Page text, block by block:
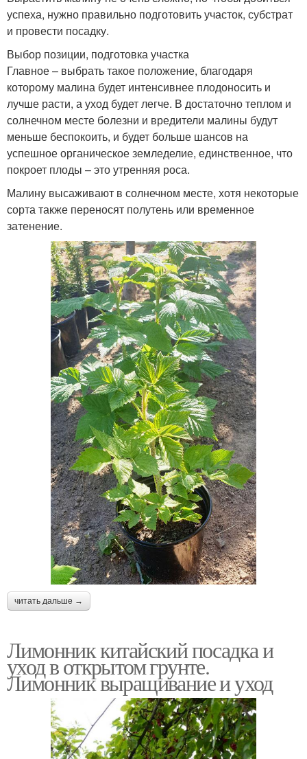
успеха, нужно правильно подготовить участок, субстрат
и провести посадку.
Выбор позиции, подготовка участка
Главное – выбрать такое положение, благодаря
которому малина будет интенсивнее плодоносить и
лучше расти, а уход будет легче. В достаточно теплом и
солнечном месте болезни и вредители малины будут
меньше беспокоить, и будет больше шансов на
успешное органическое земледелие, единственное, что
покроет плоды – это утренняя роса.
Малину высаживают в солнечном месте, хотя некоторые
сорта также переносят полутень или временное
затенение.
читать дальше →
Лимонник китайский посадка и
уход в открытом грунте.
Лимонник выращивание и уход